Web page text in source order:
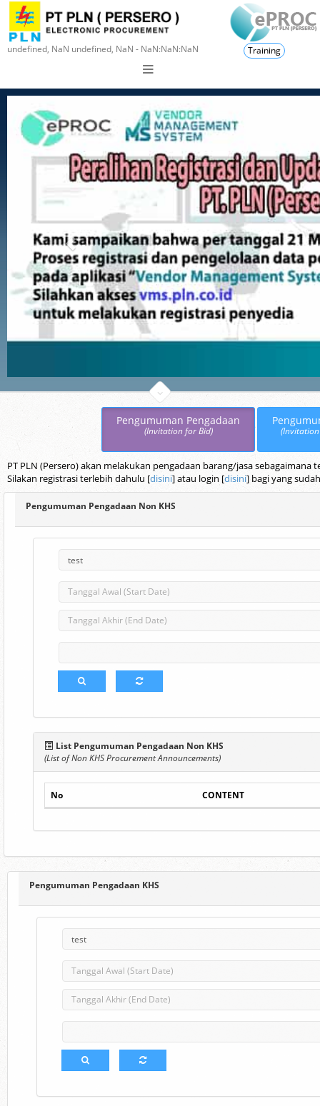
undefined, NaN undefined, NaN - NaN:NaN:NaN Training
Pengumuman Pengadaan
(Invitation for Bid)
PT PLN (Persero) akan melakukan pengadaan barang/jasa
Silakan registrasi terlebih dahulu [disini] atau login [disini] bagi yang
Pengumuman Pengadaan Non KHS
List Pengumuman Pengadaan Non KHS
(List of Non KHS Procurement Announcements)
No CONTENT
Pengumuman Pengadaan KHS